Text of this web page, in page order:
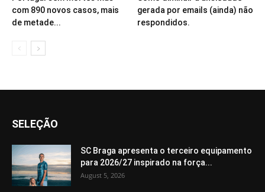
com 890 novos casos, mais
de metade...
gerada por emails (ainda) não
respondidos.
SELEÇÃO
SC Braga apresenta o terceiro equipamento
para 2026/27 inspirado na força...
August 5, 2026